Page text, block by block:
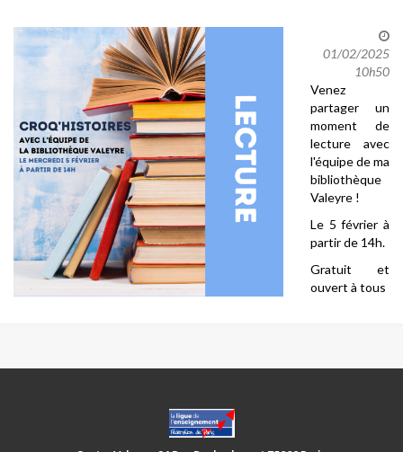
01/02/2025
10h50
Venez
partager un
moment de
lecture avec
l'équipe de ma
bibliothèque
Valeyre !
Le 5 février à
partir de 14h.
Gratuit et
ouvert à tous
CENTRES
PARIS